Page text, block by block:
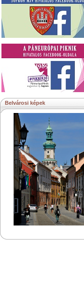
Testvérvárosok
Belvárosi képek